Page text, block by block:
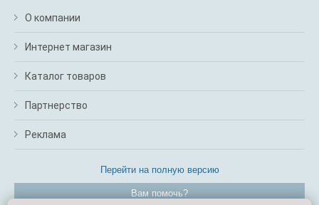
О компании
Интернет магазин
Каталог товаров
Партнерство
Реклама
Перейти на полную версию
Вам помочь?